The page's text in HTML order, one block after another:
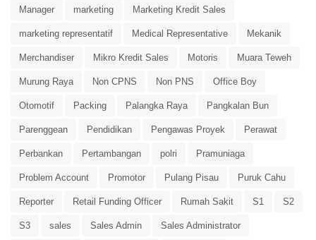
Manager marketing Marketing Kredit Sales
marketing representatif Medical Representative Mekanik
Merchandiser Mikro Kredit Sales Motoris Muara Teweh
Murung Raya Non CPNS Non PNS Office Boy
Otomotif Packing Palangka Raya Pangkalan Bun
Parenggean Pendidikan Pengawas Proyek Perawat
Perbankan Pertambangan polri Pramuniaga
Problem Account Promotor Pulang Pisau Puruk Cahu
Reporter Retail Funding Officer Rumah Sakit S1 S2
S3 sales Sales Admin Sales Administrator